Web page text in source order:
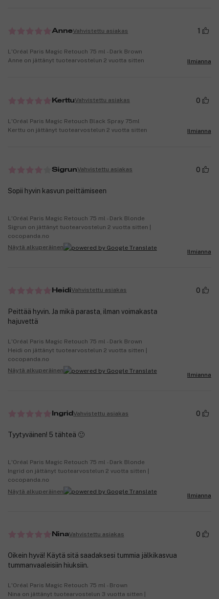
AnneVahvistettu asiakas 1
L'Oréal Paris Magic Retouch 75 ml - Dark Brown
Anne on jättänyt tuotearvostelun 2 vuotta sitten
Ilmianna
KerttuVahvistettu asiakas 0
L'Oréal Paris Magic Retouch Black Spray 75ml
Kerttu on jättänyt tuotearvostelun 2 vuotta sitten
Ilmianna
SigrunVahvistettu asiakas 0
Sopii hyvin kasvun peittämiseen
L'Oréal Paris Magic Retouch 75 ml - Dark Blonde
Sigrun on jättänyt tuotearvostelun 2 vuotta sitten |
cocopanda.no
Näytä alkuperäinen
Ilmianna
HeidiVahvistettu asiakas 0
Peittää hyvin. Ja mikä parasta, ilman voimakasta
hajuvettä
L'Oréal Paris Magic Retouch 75 ml - Dark Brown
Heidi on jättänyt tuotearvostelun 2 vuotta sitten |
cocopanda.no
Näytä alkuperäinen
Ilmianna
Ingrid Vahvistettu asiakas 0
Tyytyväinen! 5 tähteä 🙂
L'Oréal Paris Magic Retouch 75 ml - Dark Blonde
Ingrid on jättänyt tuotearvostelun 2 vuotta sitten |
cocopanda.no
Näytä alkuperäinen
Ilmianna
NinaVahvistettu asiakas 0
Oikein hyvä! Käytä sitä saadaksesi tummia jälkikasvua
tummanvaaleisiin hiuksiin.
L'Oréal Paris Magic Retouch 75 ml - Brown
Nina on jättänyt tuotearvostelun 3 vuotta sitten |